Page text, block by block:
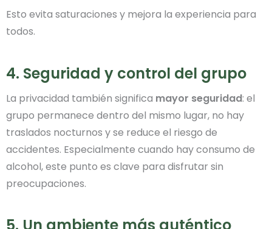
Esto evita saturaciones y mejora la experiencia para
todos.
4. Seguridad y control del grupo
La privacidad también significa mayor seguridad: el
grupo permanece dentro del mismo lugar, no hay
traslados nocturnos y se reduce el riesgo de
accidentes. Especialmente cuando hay consumo de
alcohol, este punto es clave para disfrutar sin
preocupaciones.